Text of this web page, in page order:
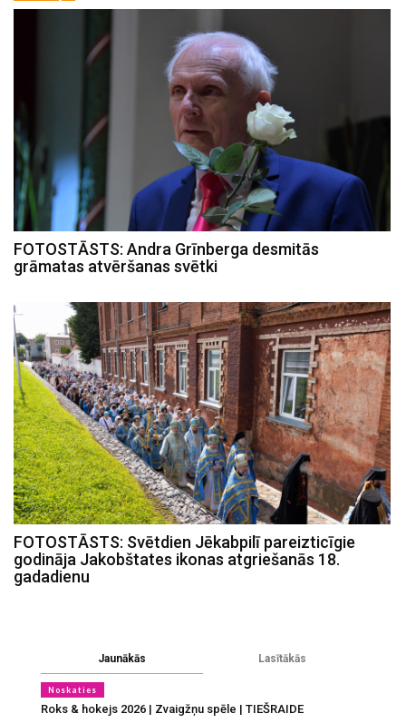
FOTOSTĀSTS: Andra Grīnberga desmitās
grāmatas atvēršanas svētki
FOTOSTĀSTS: Svētdien Jēkabpilī pareizticīgie
godināja Jakobštates ikonas atgriešanās 18.
gadadienu
Jaunākās Lasītākās
Noskaties
Roks & hokejs 2026 | Zvaigžņu spēle | TIEŠRAIDE